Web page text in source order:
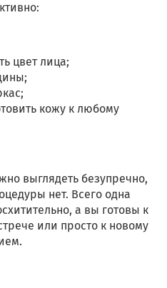
цвет лица;
кожу к любому
выглядеть безупречно,
нет. Всего одна
а вы готовы к
или просто к новому